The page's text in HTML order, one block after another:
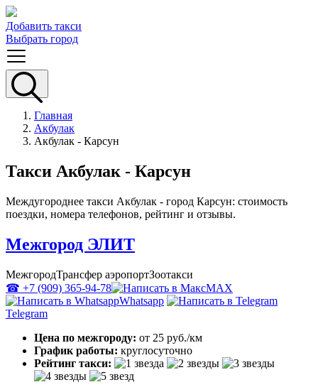
Добавить такси
Выбрать город
Главная
Акбулак
Акбулак - Карсун
Такси Акбулак - Карсун
Междугороднее такси Акбулак - город Карсун: стоимость
поездки, номера телефонов, рейтинг и отзывы.
Межгород ЭЛИТ
МежгородТрансфер аэропортЗоотакси
☎ +7 (909) 365-94-78
MAX
Whatsapp
Telegram
Цена по межгороду: от 25 руб./км
График работы: круглосуточно
Рейтинг такси: